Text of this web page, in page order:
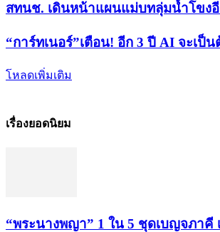
สทนช. เดินหน้าแผนแม่บทลุ่มน้ำโขง
“การ์ทเนอร์”เตือน! อีก 3 ปี AI จะเ
โหลดเพิ่มเติม
เรื่องยอดนิยม
“พระ​นาง​พญา” 1 ใน 5​ ชุดเบญจ​ภา